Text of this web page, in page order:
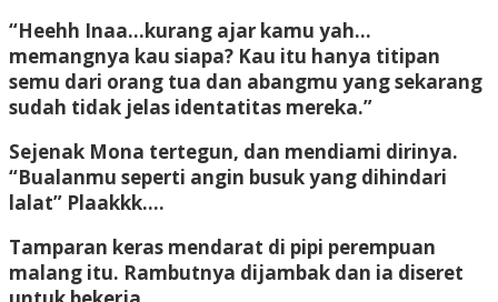
“Heehh Inaa…kurang ajar kamu yah…
memangnya kau siapa? Kau itu hanya titipan
semu dari orang tua dan abangmu yang sekarang
sudah tidak jelas identatitas mereka.”
Sejenak Mona tertegun, dan mendiami dirinya.
“Bualanmu seperti angin busuk yang dihindari
lalat” Plaakkk….
Tamparan keras mendarat di pipi perempuan
malang itu. Rambutnya dijambak dan ia diseret